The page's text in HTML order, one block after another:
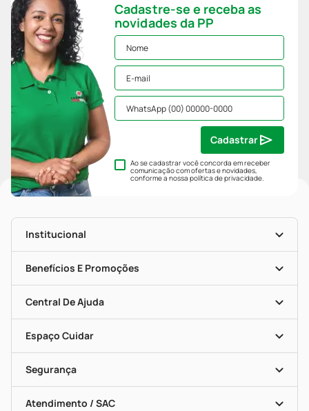
Cadastre-se e receba as
novidades da PP
Ao se cadastrar você concorda em receber
comunicação com ofertas e novidades,
conforme a nossapolítica de privacidade.
Cadastrar
Institucional
Nossas Lojas
Mapa De Categorias
Blog Da PP
Seja Uma Loja Parceira
Benefícios E Promoções
Convênios
Programa Popular Do Brasil
Encarte De Ofertas
Dermaclub
Descontos De Laboratório (PBM)
Cupons E Ofertas
Central De Ajuda
Recompra Programada
Compras Com Receita
Alomed (tele-Entrega)
Formas De Pagamento
Troca E Devolução
Bulas De A A Z
Políticas De Marketplace
Espaço Cuidar
Serviços Farmacêuticos
Testes Rápidos
Autoteste Covid-19
Segurança
Portal Da Privacidade
Atendimento / SAC